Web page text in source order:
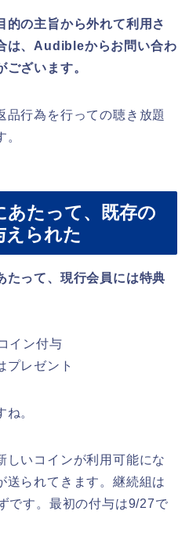
的の主旨から外れて利用さ
は、Audibleからお問い合わ
ざいます。
品行為を行っての聴き放題
あたって、既存の
えられた
たって、現行会員には特典
イン付与
プレゼント
。
しいコインが利用可能にな
送られてきます。継続組は
です。最初の付与は9/27で